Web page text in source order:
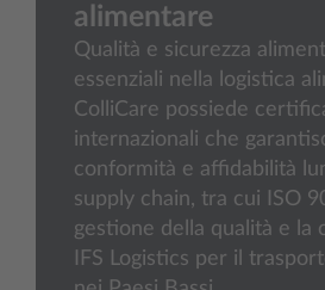
alimentare
Qualità e sicurezza
essenziali nella logistica
ColliCare possiede
internazionali che
conformità e affidabilità
supply chain, tra cui ISO
gestione della qualità e la
IFS Logistics per il